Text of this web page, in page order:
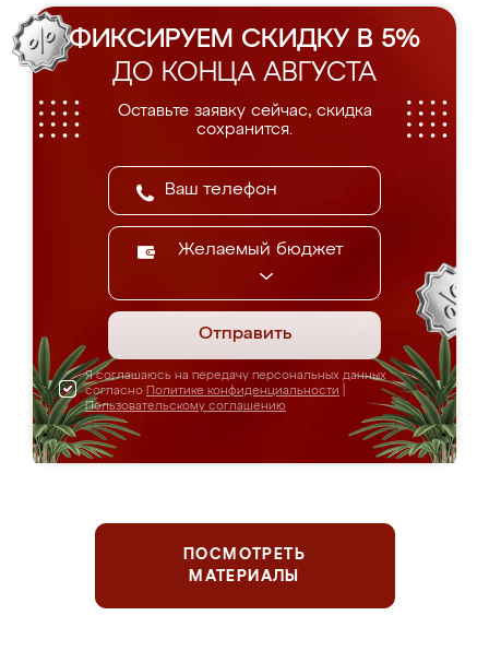
ФИКСИРУЕМ СКИДКУ В 5%
ДО КОНЦА АВГУСТА
Оставьте заявку сейчас, скидка
сохранится.
Желаемый бюджет
Отправить
Я соглашаюсь на передачу персональных данных
согласно Политике конфиденциальности
Пользовательскому соглашению
ПОСМОТРЕТЬ
МАТЕРИАЛЫ